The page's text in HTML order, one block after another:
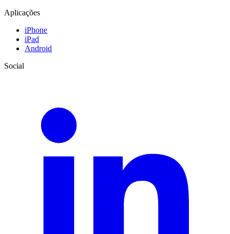
Aplicações
iPhone
iPad
Android
Social